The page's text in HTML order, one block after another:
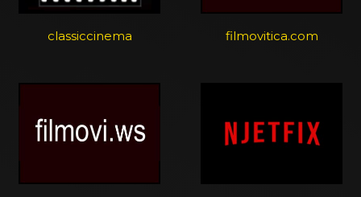
classiccinema filmovitica.com